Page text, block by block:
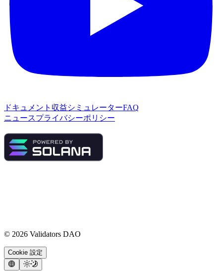
ドキュメント 収益シミュレーターFAQ
ニュースプライバシーポリシー
© 2026 Validators DAO
Cookie 設定